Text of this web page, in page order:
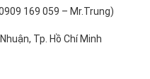
169 059 – Mr.Trung)
Tp. Hồ Chí Minh